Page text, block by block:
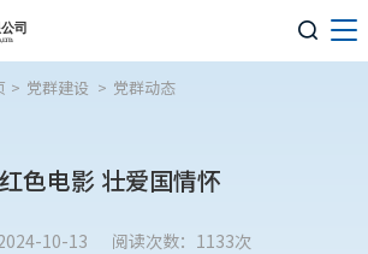

> 党群建设 > 党群动态
色电影 壮爱国情怀
10-13 阅读次数：1133次